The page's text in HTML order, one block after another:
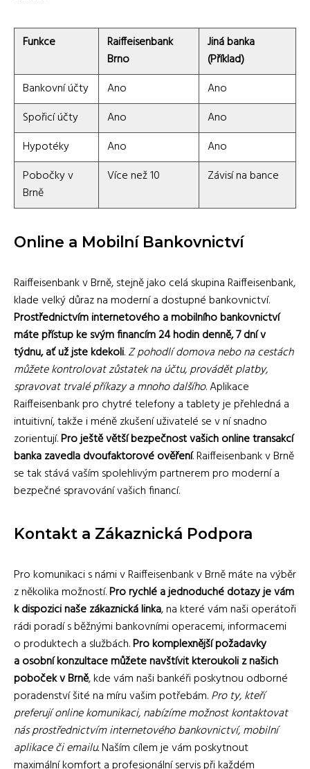
Funkce
Raiffeisenbank
Brno
Jiná banka
(Příklad)
Bankovní účty
Ano
Ano
Spořicí účty
Ano
Ano
Hypotéky
Ano
Ano
Pobočky v
Brně
Více než 10 Závisí na bance
Online a Mobilní Bankovnictví
Raiffeisenbank v Brně, stejně jako celá skupina Raiffeisenbank,
klade velký důraz na moderní a dostupné bankovnictví.
Prostřednictvím internetového a mobilního bankovnictví
máte přístup ke svým financím 24 hodin denně, 7 dní v
týdnu, ať už jste kdekoli.Z pohodlí domova nebo na cestách
můžete kontrolovat zůstatek na účtu, provádět platby,
spravovat trvalé příkazy a mnoho dalšího. Aplikace
Raiffeisenbank pro chytré telefony a tablety je přehledná a
intuitivní, takže i méně zkušení uživatelé se v ní snadno
zorientují.Pro ještě větší bezpečnost vašich online transakcí
banka zavedla dvoufaktorové ověření. Raiffeisenbank v Brně
se tak stává vaším spolehlivým partnerem pro moderní a
bezpečné spravování vašich financí.
Kontakt a Zákaznická Podpora
Pro komunikaci s námi v Raiffeisenbank v Brně máte na výběr
z několika možností.Pro rychlé a jednoduché dotazy je vám
k dispozici naše zákaznická linka, na které vám naši operátoři
rádi poradí s běžnými bankovními operacemi, informacemi
o produktech a službách.Pro komplexnější požadavky
a osobní konzultace můžete navštívit kteroukoli z našich
poboček v Brně, kde vám naši bankéři poskytnou odborné
poradenství šité na míru vašim potřebám.Pro ty, kteří
preferují online komunikaci, nabízíme možnost kontaktovat
nás prostřednictvím internetového bankovnictví, mobilní
aplikace či emailu.Naším cílem je vám poskytnout